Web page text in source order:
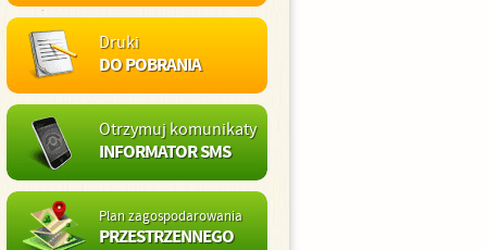
Druki
DO POBRANIA
Otrzymuj komunikaty
INFORMATOR SMS
Plan zagospodarowania
PRZESTRZENNEGO